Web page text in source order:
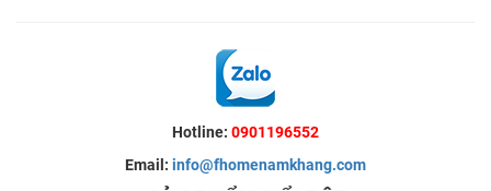
Hotline: 0901196552
Email: info@fhomenamkhang.com